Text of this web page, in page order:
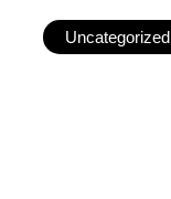
Uncategorized